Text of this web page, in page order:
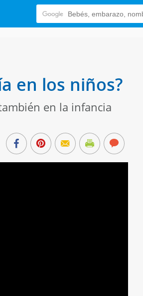
en los niños?
en la infancia